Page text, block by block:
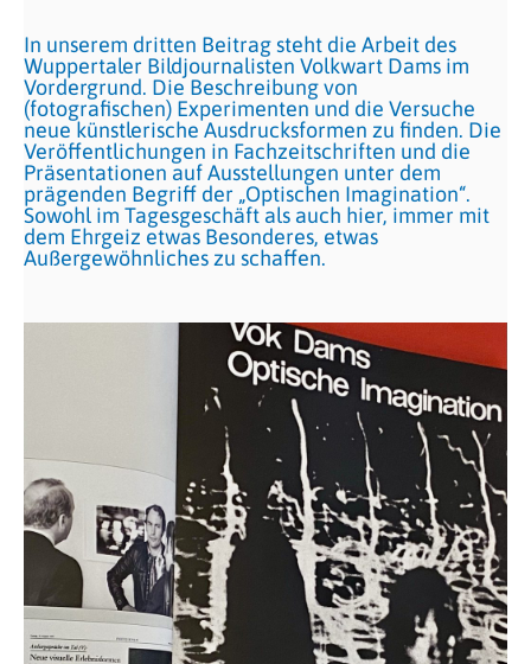
In unserem dritten Beitrag steht die Arbeit des
Wuppertaler Bildjournalisten Volkwart Dams im
Vordergrund. Die Beschreibung von
(fotografischen) Experimenten und die Versuche
neue künstlerische Ausdrucksformen zu finden. Die
Veröffentlichungen in Fachzeitschriften und die
Präsentationen auf Ausstellungen unter dem
prägenden Begriff der „Optischen Imagination“.
Sowohl im Tagesgeschäft als auch hier, immer mit
dem Ehrgeiz etwas Besonderes, etwas
Außergewöhnliches zu schaffen.